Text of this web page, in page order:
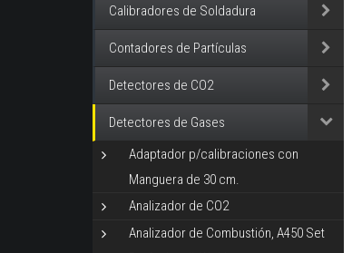
Calibradores de Soldadura
Contadores de Partículas
Detectores de CO2
Detectores de Gases
Adaptador p/calibraciones con
Manguera de 30 cm.
Analizador de CO2
Analizador de Combustión, A450 Set